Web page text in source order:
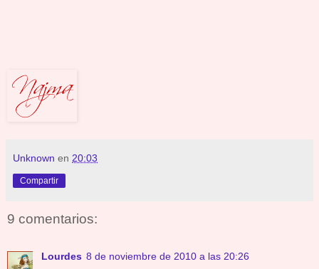
Unknown en 20:03
Compartir
9 comentarios:
Lourdes 8 de noviembre de 2010 a las 20:26